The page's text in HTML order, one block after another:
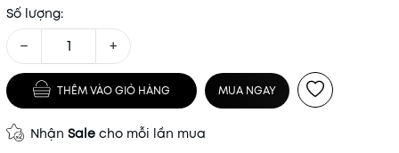
Số lượng:
− +
THÊM VÀO GIỎ HÀNG MUA NGAY
Nhận Sale cho mỗi lần mua